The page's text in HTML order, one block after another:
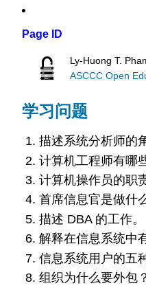
Page ID
Ly-Huong T.
ASCCC Open
学习问题
描述系统分析师的
计算机工程师有哪
计算机操作员的职
首席信息官是做什
描述 DBA 的工作。
解释在信息系统中
信息系统用户的五
组织为什么要外包？